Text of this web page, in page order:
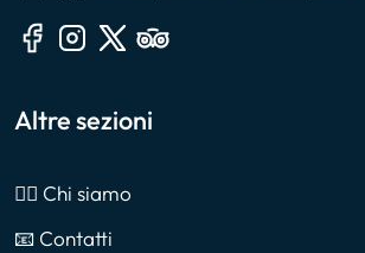
Altre sezioni
🙎‍♂️ Chi siamo
📧 Contatti